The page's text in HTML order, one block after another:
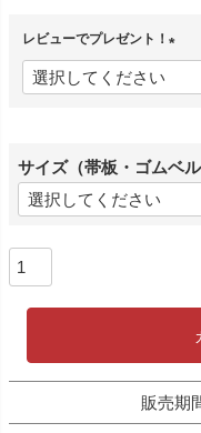
レビューでプレゼント！
必
サイズ（帯板・ゴムベル
販売期